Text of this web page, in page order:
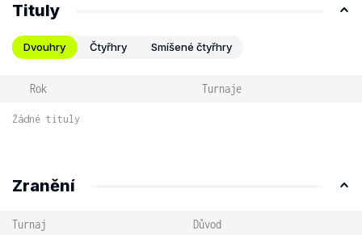
Tituly
Dvouhry Čtyřhry Smíšené čtyřhry
Rok Turnaje
Žádné tituly
Zranění
Turnaj
Důvod